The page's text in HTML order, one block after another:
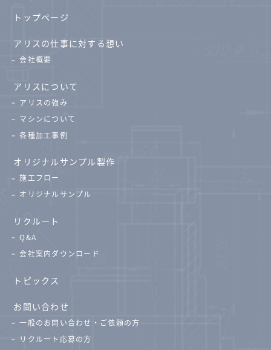
トップページ
アリスの仕事に対する想い
会社概要
アリスについて
アリスの強み
マシンについて
各種加工事例
オリジナルサンプル製作
施工フロー
オリジナルサンプル
リクルート
Q&A
会社案内ダウンロード
トピックス
お問い合わせ
一般のお問い合わせ・ご依頼の方
リクルート応募の方